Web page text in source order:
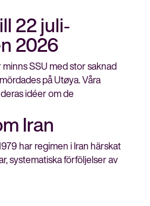
22 juli‐
2026
minns SSU med stor saknad
på Utøya. Våra
idéer om de
Iran
har regimen i Iran härskat
systematiska förföljelser av